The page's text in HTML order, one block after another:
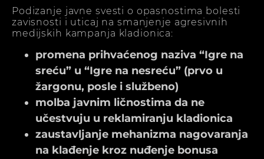
Podizanje javne svesti o opasnostima bolesti
zavisnosti i uticaj na smanjenje agresivnih
medijskih kampanja kladionica:
promena prihvaćenog naziva “Igre na
sreću” u “Igre na nesreću” (prvo u
žargonu, posle i službeno)
molba javnim ličnostima da ne
učestvuju u reklamiranju kladionica
zaustavljanje mehanizma nagovaranja
na klađenje kroz nuđenje bonusa